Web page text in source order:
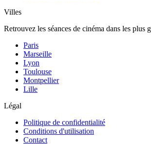
Villes
Retrouvez les séances de cinéma dans les plus
Paris
Marseille
Lyon
Toulouse
Montpellier
Lille
Légal
Politique de confidentialité
Conditions d'utilisation
Contact